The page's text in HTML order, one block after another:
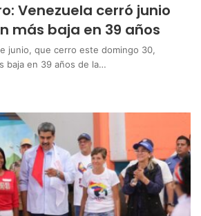
Venezuela cerró junio
más baja en 39 años
junio, que cerro este domingo 30,
baja en 39 años de la…